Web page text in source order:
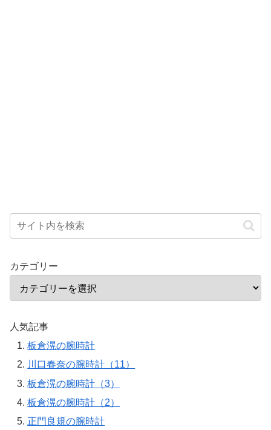
カテゴリー
人気記事
板倉滉の腕時計
川口春奈の腕時計（11）
板倉滉の腕時計（3）
板倉滉の腕時計（2）
正門良規の腕時計